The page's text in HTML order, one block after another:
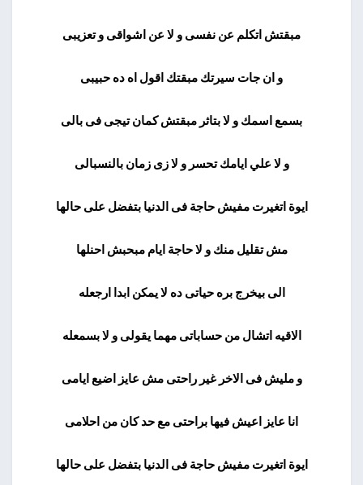
مبقتش اتكلم عن نفسى و لا عن اشواقى و تعزيبى
و ان جات سيرتك مبقتك اقول اه ده حبيبى
بسمع اسمك و لا بتاثر مبقتش كمان تيجى فى بالى
و لا علي ايامك تحسر و لا زى زمان بالنسبالى
ايوة اتغيرت مفيش حاجة فى الدنيا بتفضل على حالها
مش تقليل منك و لا حاجة ايام مبحبش احنلها
الى بيخرج بره حياتى ده لا يمكن ابدا ارجعله
الاقيه اتشال من حساباتى مهما يقولى و لا بسمعله
و مليش فى الاخر غير راحتى مش عايز اضيع ايامى
انا عايز اعيش فيها براحتى مع حد كان من احلامى
ايوة اتغيرت مفيش حاجة فى الدنيا بتفضل على حالها